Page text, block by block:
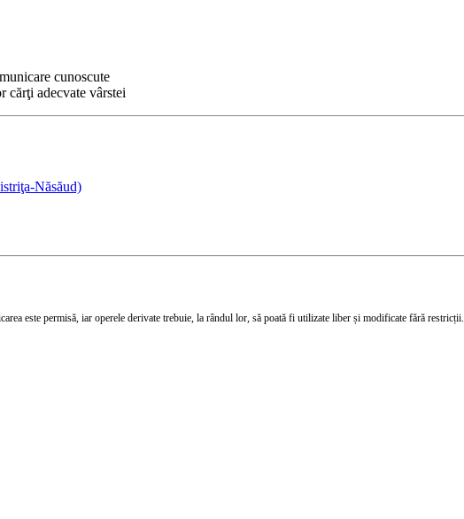
cunoscute
cărţi adecvate vârstei
Năsăud)
este permisă, iar operele derivate trebuie, la rândul lor, să poată fi utilizate liber și modificate fără restricții.